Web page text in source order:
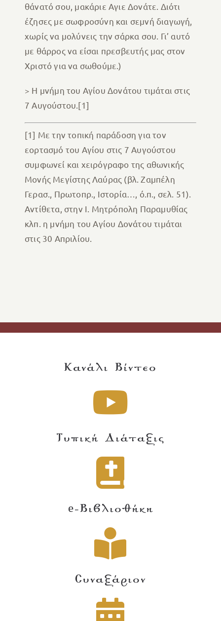
θάνατό σου, μακάριε Αγιε Δονάτε. Διότι
έζησες με σωφροσύνη και σεμνή διαγωγή,
χωρίς να μολύνεις την σάρκα σου. Γι’ αυτό
με θάρρος να είσαι πρεσβευτής μας στον
Χριστό για να σωθούμε.)
> Η μνήμη του Αγίου Δονάτου τιμάται στις
7 Αυγούστου.[1]
[1] Με την τοπική παράδοση για τον
εορτασμό του Αγίου στις 7 Αυγούστου
συμφωνεί και χειρόγραφο της αθωνικής
Μονής Μεγίστης Λαύρας (βλ. Ζαμπέλη
Γερασ., Πρωτοπρ., Ιστορία…, ό.π., σελ. 51).
Αντίθετα, στην Ι. Μητρόπολη Παραμυθίας
κλπ. η μνήμη του Αγίου Δονάτου τιμάται
στις 30 Απριλίου.
Κανάλι Βίντεο
Τυπική Διάταξις
e-Βιβλιοθήκη
Συναξάριον